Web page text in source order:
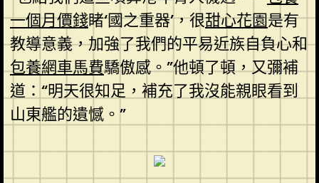
一個月價錢睹‘國之重器’，很甜心花園是有
教導意義，加強了我們的平易近族自負心和
包養網車馬費驕傲感。”他頓了頓，又彌補
道：“明天很知足，補充了我沒能親眼看到
山東艦的遺憾。”